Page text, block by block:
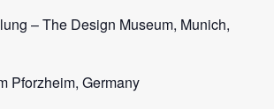
– The Design Museum, Munich,
Pforzheim, Germany